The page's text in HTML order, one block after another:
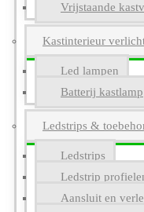
Vrijstaande
Kastinterieur
Led lampen
Batterij kastlamp
Ledstrips &
Ledstrips
Ledstrip
Aansluit en